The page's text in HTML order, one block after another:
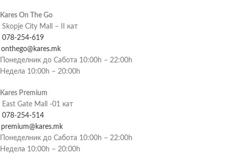
Kares On The Go
Skopje City Mall – II кат
078-254-619
onthego@kares.mk
Понеделник до Сабота 10:00h – 22:00h
Недела 10:00h – 20:00h
Kares Premium
East Gate Mall -01 кат
078-254-514
premium@kares.mk
Понеделник до Сабота 10:00h – 22:00h
Недела 10:00h – 20:00h